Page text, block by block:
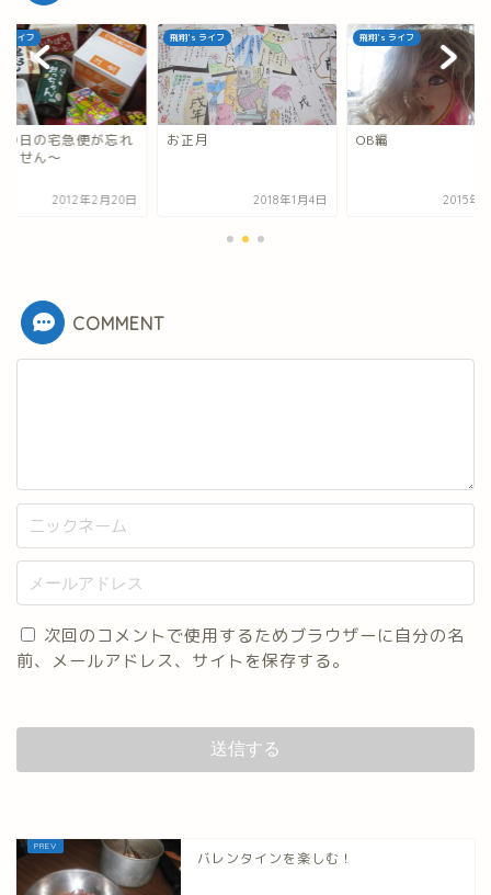
ライフ
の日の宅急便が忘れ
ません～
2012年2月20日
飛翔's ライフ
お正月
2018年1月4日
飛翔's ライフ
OB編
2015年1
COMMENT
次回のコメントで使用するためブラウザーに自分の名
前、メールアドレス、サイトを保存する。
バレンタインを楽しむ！